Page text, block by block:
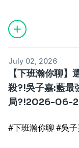
July 02, 2026
【下班瀚你聊
殺?!吳子嘉:藍最
局?!2026-06-
#下班瀚你聊 #吳